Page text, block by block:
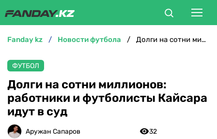
БОКС
ММА
ТЕННИС
fanday kz новости футбола Долги на сотни миллионов: работники и футболисты Кайсара идут в суд
ФУТБОЛ
Долги на сотни миллионов:
работники и футболисты Кайсара
идут в суд
Аружан Сапаров
32